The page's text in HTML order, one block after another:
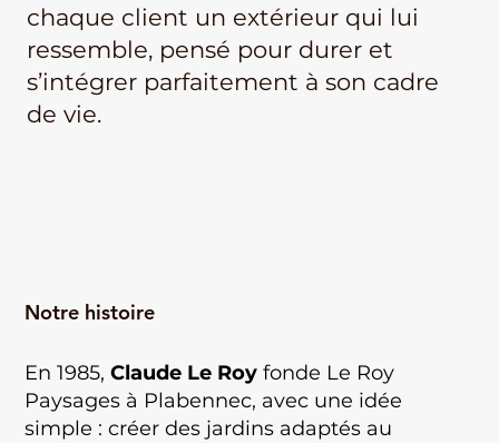
chaque client un extérieur qui lui
ressemble, pensé pour durer et
s’intégrer parfaitement à son cadre
de vie.
Notre histoire
En 1985, Claude Le Royfonde Le Roy
Paysages à Plabennec, avec une idée
simple : créer des jardins adaptés au